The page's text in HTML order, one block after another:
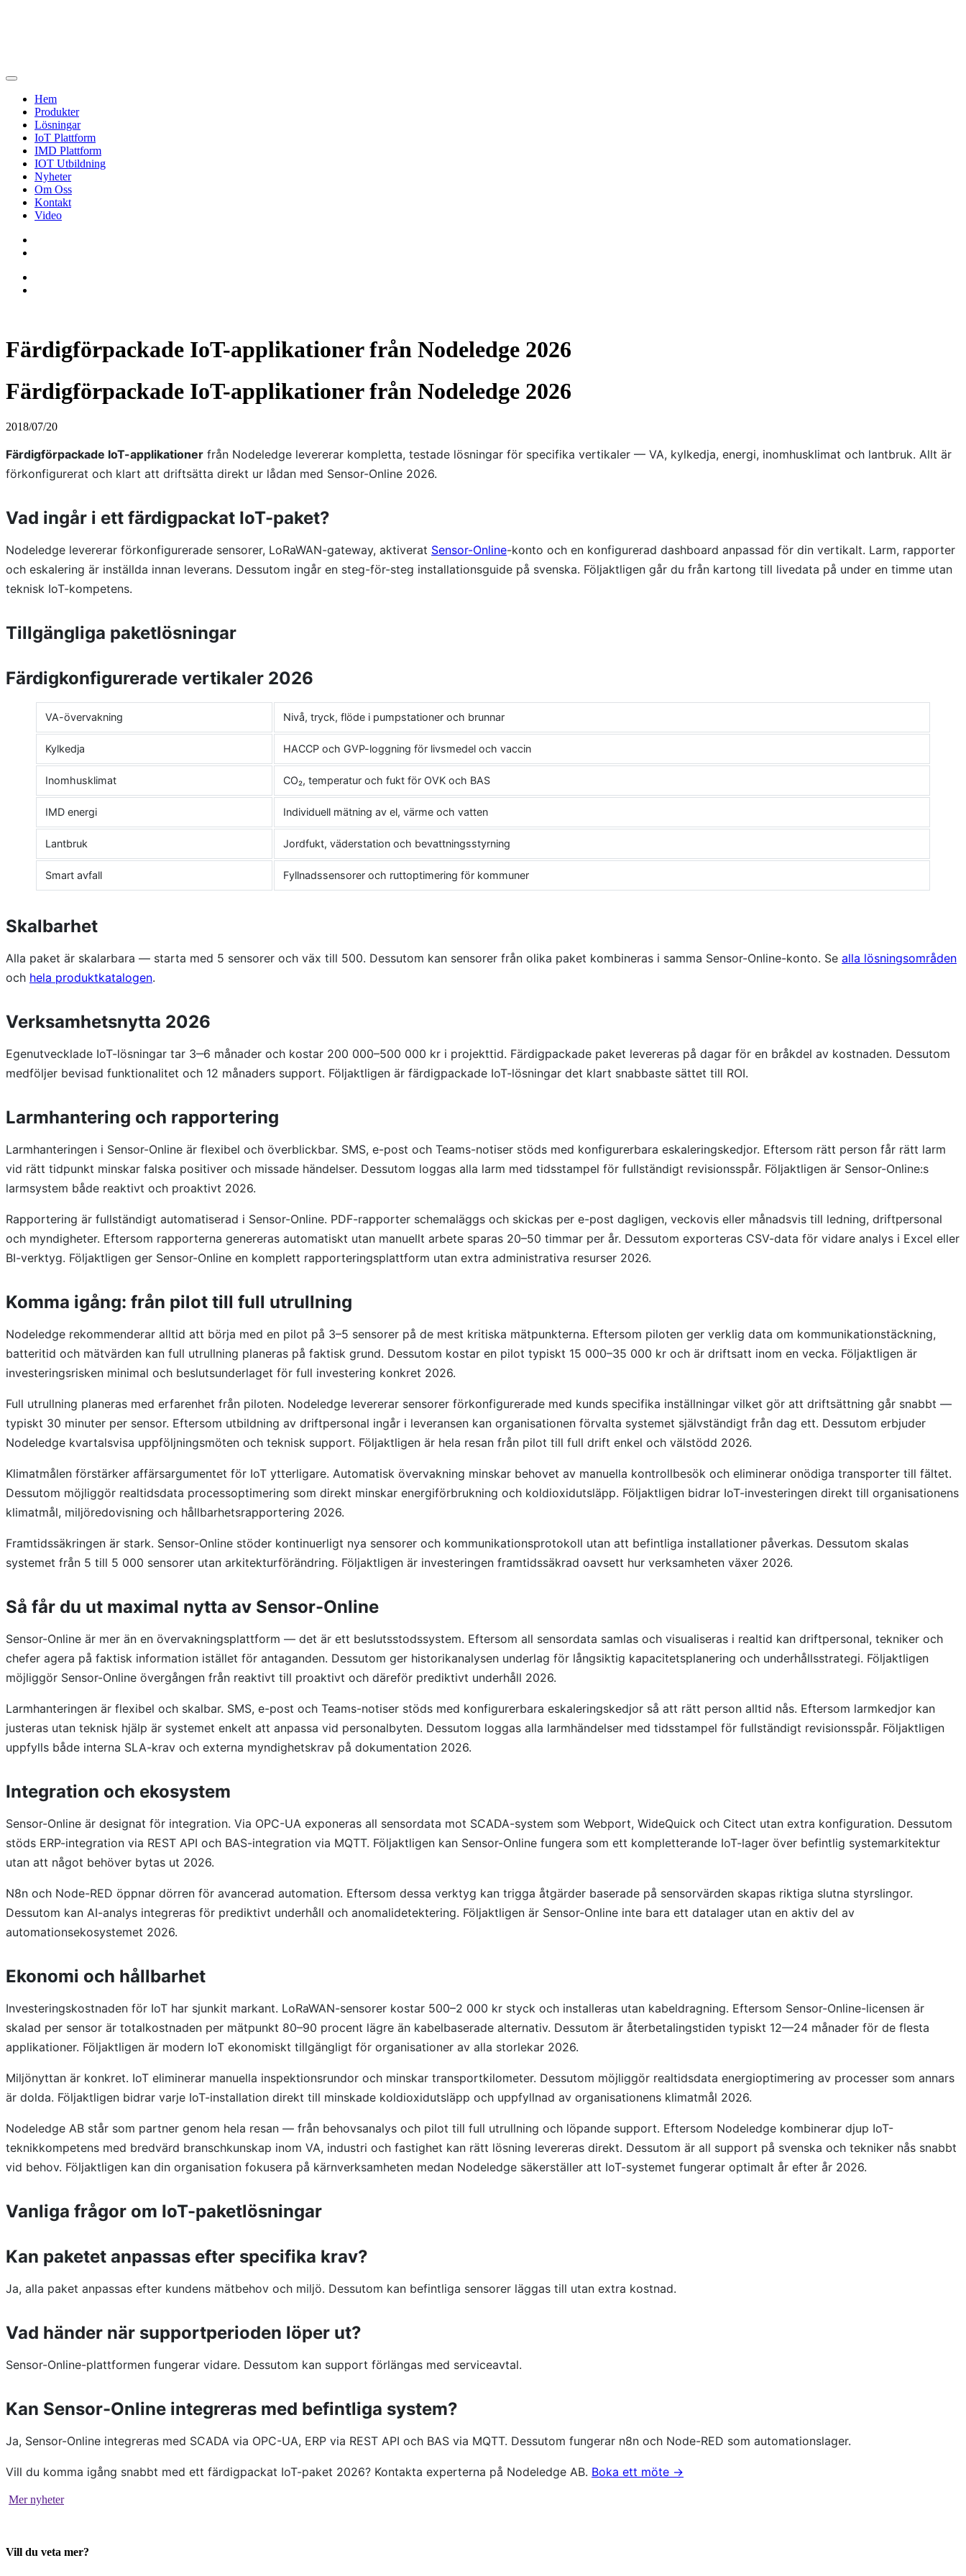
Hem
Produkter
Lösningar
IoT Plattform
IMD Plattform
IOT Utbildning
Nyheter
Om Oss
Kontakt
Video
Färdigförpackade IoT-applikationer från Nodeledge 2026
Färdigförpackade IoT-applikationer från Nodeledge 2026
2018/07/20
Färdigförpackade IoT-applikationer från Nodeledge levererar kompletta, testade lösningar för specifika vertikaler — VA, kylkedja, energi, inomhusklimat och lantbruk. Allt är
förkonfigurerat och klart att driftsätta direkt ur lådan med Sensor-Online 2026.
Vad ingår i ett färdigpackat IoT-paket?
Nodeledge levererar förkonfigurerade sensorer, LoRaWAN-gateway, aktiverat Sensor-Online-konto och en konfigurerad dashboard anpassad för din vertikalt. Larm, rapporter
och eskalering är inställda innan leverans. Dessutom ingår en steg-för-steg installationsguide på svenska. Följaktligen går du från kartong till livedata på under en timme utan
teknisk IoT-kompetens.
Tillgängliga paketlösningar
Färdigkonfigurerade vertikaler 2026
VA-övervakning Nivå, tryck, flöde i pumpstationer och brunnar
Kylkedja HACCP och GVP-loggning för livsmedel och vaccin
Inomhusklimat CO₂, temperatur och fukt för OVK och BAS
IMD energi Individuell mätning av el, värme och vatten
Lantbruk Jordfukt, väderstation och bevattningsstyrning
Smart avfall Fyllnadssensorer och ruttoptimering för kommuner
Skalbarhet
Alla paket är skalarbara — starta med 5 sensorer och väx till 500. Dessutom kan sensorer från olika paket kombineras i samma Sensor-Online-konto. Se alla lösningsområden
och hela produktkatalogen.
Verksamhetsnytta 2026
Egenutvecklade IoT-lösningar tar 3‒6 månader och kostar 200 000–500 000 kr i projekttid. Färdigpackade paket levereras på dagar för en bråkdel av kostnaden. Dessutom
medföljer bevisad funktionalitet och 12 månaders support. Följaktligen är färdigpackade IoT-lösningar det klart snabbaste sättet till ROI.
Larmhantering och rapportering
Larmhanteringen i Sensor-Online är flexibel och överblickbar. SMS, e-post och Teams-notiser stöds med konfigurerbara eskaleringskedjor. Eftersom rätt person får rätt larm
vid rätt tidpunkt minskar falska positiver och missade händelser. Dessutom loggas alla larm med tidsstampel för fullständigt revisionsspår. Följaktligen är Sensor-Online:s
larmsystem både reaktivt och proaktivt 2026.
Rapportering är fullständigt automatiserad i Sensor-Online. PDF-rapporter schemaläggs och skickas per e-post dagligen, veckovis eller månadsvis till ledning, driftpersonal
och myndigheter. Eftersom rapporterna genereras automatiskt utan manuellt arbete sparas 20–50 timmar per år. Dessutom exporteras CSV-data för vidare analys i Excel eller
BI-verktyg. Följaktligen ger Sensor-Online en komplett rapporteringsplattform utan extra administrativa resurser 2026.
Komma igång: från pilot till full utrullning
Nodeledge rekommenderar alltid att börja med en pilot på 3–5 sensorer på de mest kritiska mätpunkterna. Eftersom piloten ger verklig data om kommunikationstäckning,
batteritid och mätvärden kan full utrullning planeras på faktisk grund. Dessutom kostar en pilot typiskt 15 000–35 000 kr och är driftsatt inom en vecka. Följaktligen är
investeringsrisken minimal och beslutsunderlaget för full investering konkret 2026.
Full utrullning planeras med erfarenhet från piloten. Nodeledge levererar sensorer förkonfigurerade med kunds specifika inställningar vilket gör att driftsättning går snabbt —
typiskt 30 minuter per sensor. Eftersom utbildning av driftpersonal ingår i leveransen kan organisationen förvalta systemet självständigt från dag ett. Dessutom erbjuder
Nodeledge kvartalsvisa uppföljningsmöten och teknisk support. Följaktligen är hela resan från pilot till full drift enkel och välstödd 2026.
Klimatmålen förstärker affärsargumentet för IoT ytterligare. Automatisk övervakning minskar behovet av manuella kontrollbesök och eliminerar onödiga transporter till fältet.
Dessutom möjliggör realtidsdata processoptimering som direkt minskar energiförbrukning och koldioxidutsläpp. Följaktligen bidrar IoT-investeringen direkt till organisationens
klimatmål, miljöredovisning och hållbarhetsrapportering 2026.
Framtidssäkringen är stark. Sensor-Online stöder kontinuerligt nya sensorer och kommunikationsprotokoll utan att befintliga installationer påverkas. Dessutom skalas
systemet från 5 till 5 000 sensorer utan arkitekturförändring. Följaktligen är investeringen framtidssäkrad oavsett hur verksamheten växer 2026.
Så får du ut maximal nytta av Sensor-Online
Sensor-Online är mer än en övervakningsplattform — det är ett beslutsstodssystem. Eftersom all sensordata samlas och visualiseras i realtid kan driftpersonal, tekniker och
chefer agera på faktisk information istället för antaganden. Dessutom ger historikanalysen underlag för långsiktig kapacitetsplanering och underhållsstrategi. Följaktligen
möjliggör Sensor-Online övergången från reaktivt till proaktivt och däreför prediktivt underhåll 2026.
Larmhanteringen är flexibel och skalbar. SMS, e-post och Teams-notiser stöds med konfigurerbara eskaleringskedjor så att rätt person alltid nås. Eftersom larmkedjor kan
justeras utan teknisk hjälp är systemet enkelt att anpassa vid personalbyten. Dessutom loggas alla larmhändelser med tidsstampel för fullständigt revisionsspår. Följaktligen
uppfylls både interna SLA-krav och externa myndighetskrav på dokumentation 2026.
Integration och ekosystem
Sensor-Online är designat för integration. Via OPC-UA exponeras all sensordata mot SCADA-system som Webport, WideQuick och Citect utan extra konfiguration. Dessutom
stöds ERP-integration via REST API och BAS-integration via MQTT. Följaktligen kan Sensor-Online fungera som ett kompletterande IoT-lager över befintlig systemarkitektur
utan att något behöver bytas ut 2026.
N8n och Node-RED öppnar dörren för avancerad automation. Eftersom dessa verktyg kan trigga åtgärder baserade på sensorvärden skapas riktiga slutna styrslingor.
Dessutom kan AI-analys integreras för prediktivt underhåll och anomalidetektering. Följaktligen är Sensor-Online inte bara ett datalager utan en aktiv del av
automationsekosystemet 2026.
Ekonomi och hållbarhet
Investeringskostnaden för IoT har sjunkit markant. LoRaWAN-sensorer kostar 500–2 000 kr styck och installeras utan kabeldragning. Eftersom Sensor-Online-licensen är
skalad per sensor är totalkostnaden per mätpunkt 80–90 procent lägre än kabelbaserade alternativ. Dessutom är återbetalingstiden typiskt 12—24 månader för de flesta
applikationer. Följaktligen är modern IoT ekonomiskt tillgängligt för organisationer av alla storlekar 2026.
Miljönyttan är konkret. IoT eliminerar manuella inspektionsrundor och minskar transportkilometer. Dessutom möjliggör realtidsdata energioptimering av processer som annars
är dolda. Följaktligen bidrar varje IoT-installation direkt till minskade koldioxidutsläpp och uppfyllnad av organisationens klimatmål 2026.
Nodeledge AB står som partner genom hela resan — från behovsanalys och pilot till full utrullning och löpande support. Eftersom Nodeledge kombinerar djup IoT-
teknikkompetens med bredvärd branschkunskap inom VA, industri och fastighet kan rätt lösning levereras direkt. Dessutom är all support på svenska och tekniker nås snabbt
vid behov. Följaktligen kan din organisation fokusera på kärnverksamheten medan Nodeledge säkerställer att IoT-systemet fungerar optimalt år efter år 2026.
Vanliga frågor om IoT-paketlösningar
Kan paketet anpassas efter specifika krav?
Ja, alla paket anpassas efter kundens mätbehov och miljö. Dessutom kan befintliga sensorer läggas till utan extra kostnad.
Vad händer när supportperioden löper ut?
Sensor-Online-plattformen fungerar vidare. Dessutom kan support förlängas med serviceavtal.
Kan Sensor-Online integreras med befintliga system?
Ja, Sensor-Online integreras med SCADA via OPC-UA, ERP via REST API och BAS via MQTT. Dessutom fungerar n8n och Node-RED som automationslager.
Vill du komma igång snabbt med ett färdigpackat IoT-paket 2026? Kontakta experterna på Nodeledge AB. Boka ett möte →
Mer nyheter
Vill du veta mer?